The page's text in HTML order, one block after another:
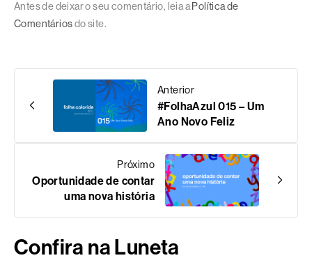
Antes de deixar o seu comentário, leia aPolítica de
Comentáriosdo site.
Anterior
#FolhaAzul 015 – Um
Ano Novo Feliz
Próximo
Oportunidade de contar
uma nova história
Confira na Luneta